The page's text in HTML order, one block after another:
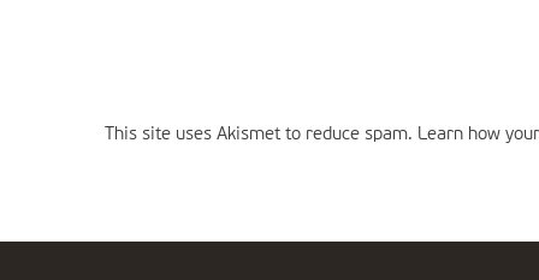
This site uses Akismet to reduce spam. Learn how